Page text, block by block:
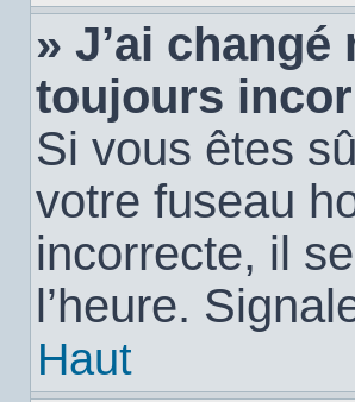
» J’ai
toujours
Si vous êtes
votre fuseau
incorrecte, il
l’heure.
Haut